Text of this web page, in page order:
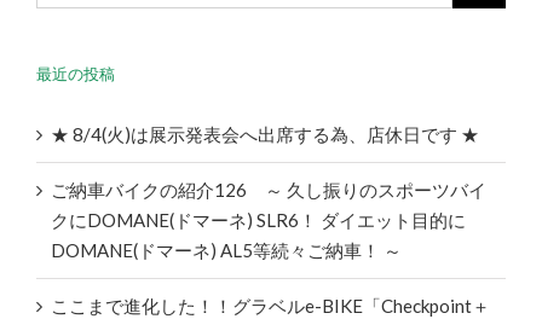
最近の投稿
★ 8/4(火)は展示発表会へ出席する為、店休日です ★
ご納車バイクの紹介126 ～ 久し振りのスポーツバイ
クにDOMANE(ドマーネ) SLR6！ ダイエット目的に
DOMANE(ドマーネ) AL5等続々ご納車！ ～
ここまで進化した！！グラベルe-BIKE「Checkpoint＋